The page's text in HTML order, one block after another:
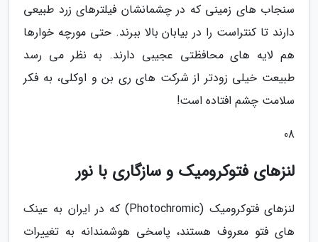
سنجاب های زمینی که در چشمانشان فیلترهای زرد طبیعی
دارند تا کنتراست را در بیابان بالا ببرند. حتی مورچه خوارها
هم لایه های محافظتی عجیبی دارند. به نظر می رسد
طبیعت خیلی زودتر از شرکت های ری بن و اوکلی، به فکر
سلامت چشم افتاده است!
08
لنزهای فتوکرومیک و سازگاری با نور
لنزهای فتوکرومیک (Photochromic) که در ایران به عینک
های فتو معروف هستند، پاسخی هوشمندانه به تغییرات